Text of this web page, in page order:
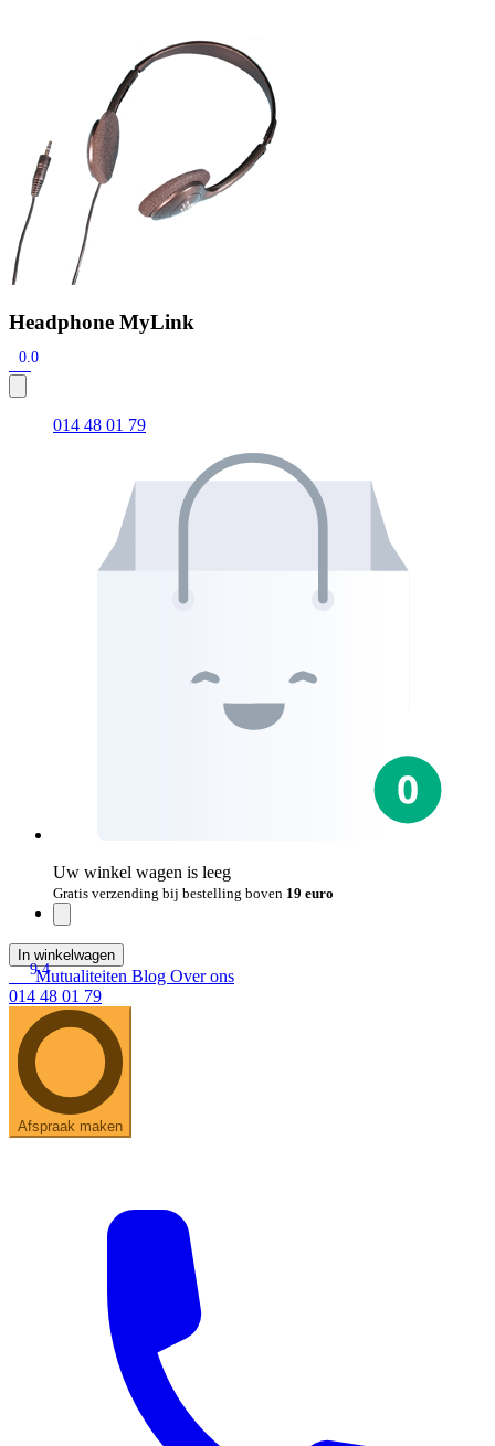
Hoorapparaatbatterijen
Oticon hoorapparaten
ReSound Vivia
Oticon IntentSignia Silk Domes
Oticon Intent 1 - Oplaadbaar
De Oticon Intent is het nieuwste hoorapparaat van dit moment.
Bekijk
Headphone MyLink
0.0
014 48 01 79
Uw winkel wagen is leeg
Gratis verzending bij bestelling boven 19 euro
In winkelwagen
9.4
Mutualiteiten Blog Over ons
014 48 01 79
Afspraak maken